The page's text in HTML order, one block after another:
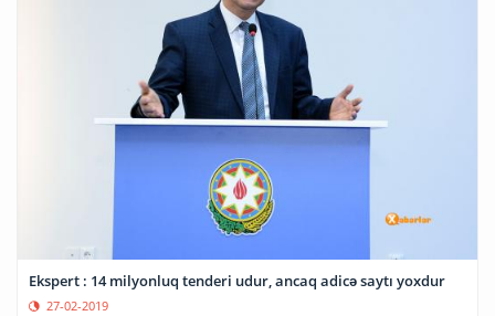
Ekspert : 14 milyonluq tenderi udur, ancaq adicə saytı yoxdur
27-02-2019